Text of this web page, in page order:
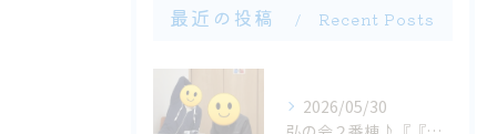
最近の投稿 Recent Posts
2026/05/30